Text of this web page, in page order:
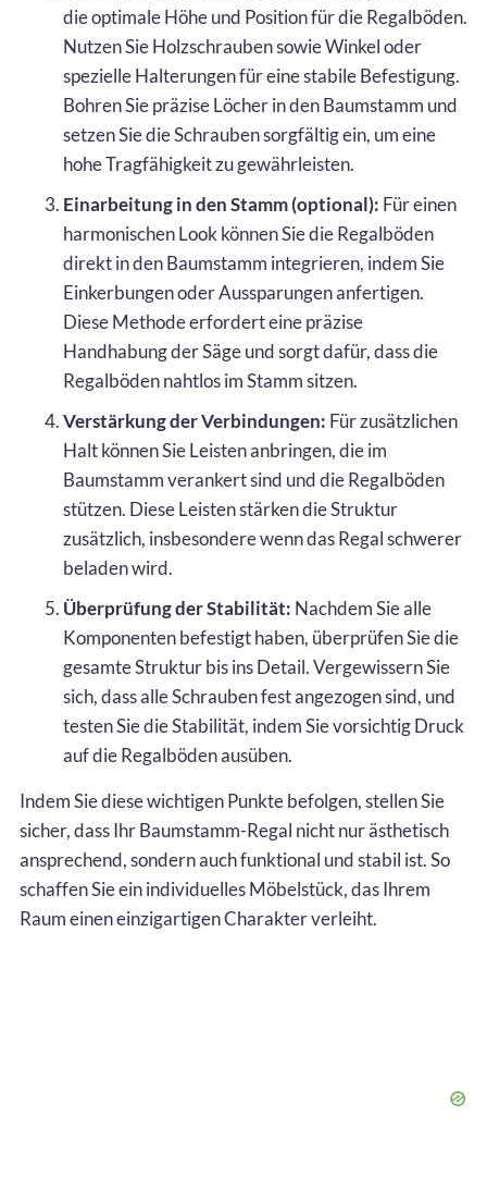
die optimale Höhe und Position für die Regalböden.
Nutzen Sie Holzschrauben sowie Winkel oder
spezielle Halterungen für eine stabile Befestigung.
Bohren Sie präzise Löcher in den Baumstamm und
setzen Sie die Schrauben sorgfältig ein, um eine
hohe Tragfähigkeit zu gewährleisten.
Einarbeitung in den Stamm (optional): Für einen
harmonischen Look können Sie die Regalböden
direkt in den Baumstamm integrieren, indem Sie
Einkerbungen oder Aussparungen anfertigen.
Diese Methode erfordert eine präzise
Handhabung der Säge und sorgt dafür, dass die
Regalböden nahtlos im Stamm sitzen.
Verstärkung der Verbindungen: Für zusätzlichen
Halt können Sie Leisten anbringen, die im
Baumstamm verankert sind und die Regalböden
stützen. Diese Leisten stärken die Struktur
zusätzlich, insbesondere wenn das Regal schwerer
beladen wird.
Überprüfung der Stabilität: Nachdem Sie alle
Komponenten befestigt haben, überprüfen Sie die
gesamte Struktur bis ins Detail. Vergewissern Sie
sich, dass alle Schrauben fest angezogen sind, und
testen Sie die Stabilität, indem Sie vorsichtig Druck
auf die Regalböden ausüben.
Indem Sie diese wichtigen Punkte befolgen, stellen Sie
sicher, dass Ihr Baumstamm-Regal nicht nur ästhetisch
ansprechend, sondern auch funktional und stabil ist. So
schaffen Sie ein individuelles Möbelstück, das Ihrem
Raum einen einzigartigen Charakter verleiht.